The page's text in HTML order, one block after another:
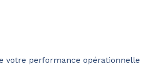
votre performance opérationnelle